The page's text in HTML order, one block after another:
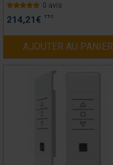
0 avis
214,21 € TTC
AJOUTER AU PANIER